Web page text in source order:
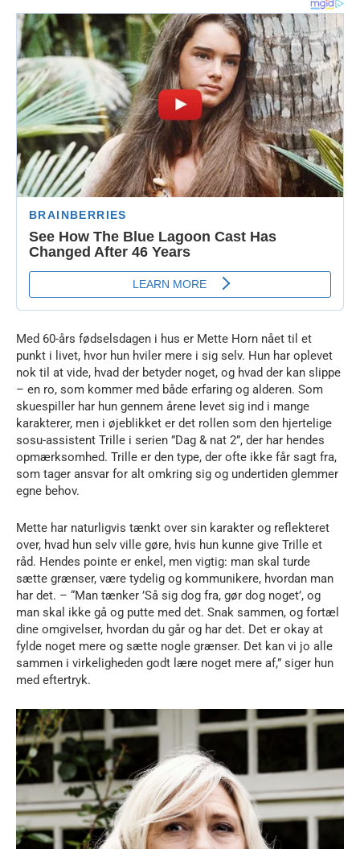
Med 60-års fødselsdagen i hus er Mette Horn nået til et
punkt i livet, hvor hun hviler mere i sig selv. Hun har oplevet
nok til at vide, hvad der betyder noget, og hvad der kan slippe
– en ro, som kommer med både erfaring og alderen. Som
skuespiller har hun gennem årene levet sig ind i mange
karakterer, men i øjeblikket er det rollen som den hjertelige
sosu-assistent Trille i serien ”Dag & nat 2”, der har hendes
opmærksomhed. Trille er den type, der ofte ikke får sagt fra,
som tager ansvar for alt omkring sig og undertiden glemmer
egne behov.
Mette har naturligvis tænkt over sin karakter og reflekteret
over, hvad hun selv ville gøre, hvis hun kunne give Trille et
råd. Hendes pointe er enkel, men vigtig: man skal turde
sætte grænser, være tydelig og kommunikere, hvordan man
har det. – “Man tænker ’Så sig dog fra, gør dog noget’, og
man skal ikke gå og putte med det. Snak sammen, og fortæl
dine omgivelser, hvordan du går og har det. Det er okay at
fylde noget mere og sætte nogle grænser. Det kan vi jo alle
sammen i virkeligheden godt lære noget mere af,” siger hun
med eftertryk.